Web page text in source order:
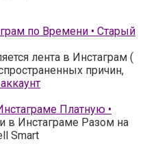
по Времени • Старый
лента в Инстаграм (
причин,
Платную •
в Инстаграме Разом на
Smart